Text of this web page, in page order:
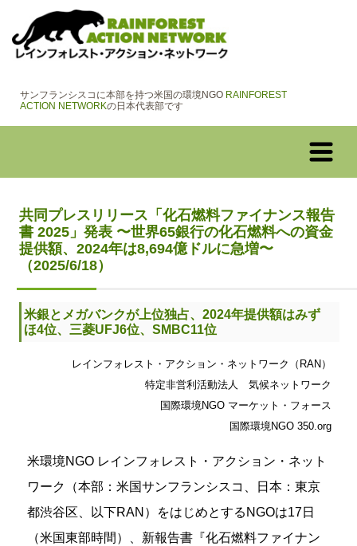
サンフランシスコに本部を持つ米国の環境NGO RAINFOREST
ACTION NETWORKの日本代表部です
共同プレスリリース「化石燃料ファイナンス報告
書 2025」発表 〜世界65銀行の化石燃料への資金
提供額、2024年は8,694億ドルに急増〜
（2025/6/18）
米銀とメガバンクが上位独占、2024年提供額はみず
ほ4位、三菱UFJ6位、SMBC11位
レインフォレスト・アクション・ネットワーク（RAN）
特定非営利活動法人 気候ネットワーク
国際環境NGO マーケット・フォース
国際環境NGO 350.org
米環境NGO レインフォレスト・アクション・ネット
ワーク（本部：米国サンフランシスコ、日本：東京
都渋谷区、以下RAN）をはじめとするNGOは17日
（米国東部時間）、新報告書『化石燃料ファイナン